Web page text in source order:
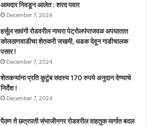
आमदार निवडून आलेत : शरद पवार
December 7, 2024
हर्सूल सावंगी रोडवरील नायरा पेट्रोलपंपाजवळ अपघातात
कोलठाणवाडीचा शेतकरी जखमी, धडक देवून गाडीचालक
पसार !
December 7, 2024
शेतकऱ्यांना प्रति कुटुंब सदस्य 170 रुपये अनुदान देण्याचे
निर्देश !
December 7, 2024
पैठण ते छत्रपती संभाजीनगर रोडवरील वाहतुक मार्गात बदल